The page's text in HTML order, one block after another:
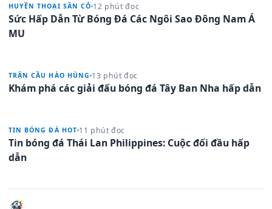
HUYỀN THOẠI SÂN CỎ 12 phút đọc
Sức Hấp Dẫn Từ Bóng Đá Các Ngôi Sao Đông Nam Á
MU
TRẬN CẦU HÀO HÙNG 13 phút đọc
Khám phá các giải đấu bóng đá Tây Ban Nha hấp dẫn
TIN BÓNG ĐÁ HOT 11 phút đọc
Tin bóng đá Thái Lan Philippines: Cuộc đối đầu hấp
dẫn